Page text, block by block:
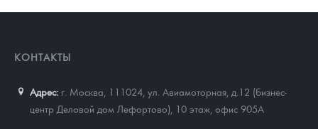
КОНТАКТЫ
Адрес: г. Москва, 111024 ул. Авиамоторная, д.12 (бизнес-
центр Деловой дом Лефортово), 10 этаж, офис 905А